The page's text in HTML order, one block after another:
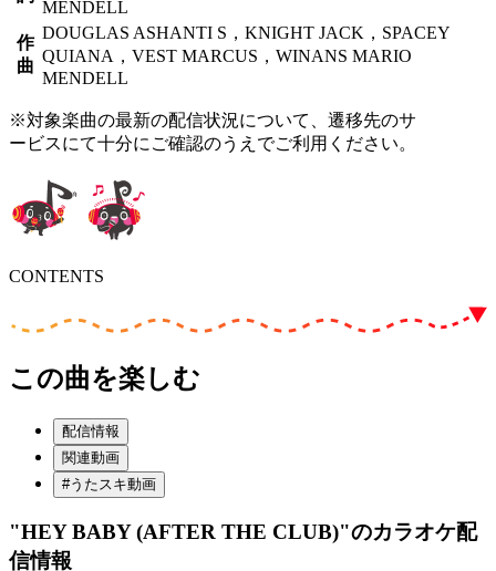
MENDELL
作
曲
DOUGLAS ASHANTI S，KNIGHT JACK，SPACEY
QUIANA，VEST MARCUS，WINANS MARIO
MENDELL
※対象楽曲の最新の配信状況について、遷移先のサ
ービスにて十分にご確認のうえでご利用ください。
CONTENTS
この曲を楽しむ
配信情報
関連動画
#うたスキ動画
"HEY BABY (AFTER THE CLUB)"のカラオケ配
信情報